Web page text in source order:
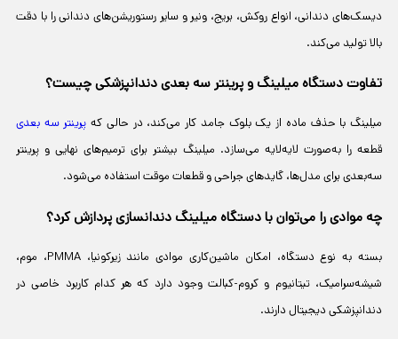
دیسک‌های دندانی، انواع روکش، بریج، ونیر و سایر رستوریشن‌های دندانی را با دقت
بالا تولید می‌کند.
تفاوت دستگاه میلینگ و پرینتر سه‌ بعدی دندانپزشکی چیست؟
میلینگ با حذف ماده از یک بلوک جامد کار می‌کند، در حالی که پرینتر سه‌ بعدی
قطعه را به‌صورت لایه‌لایه می‌سازد. میلینگ بیشتر برای ترمیم‌های نهایی و پرینتر
سه‌بعدی برای مدل‌ها، گایدهای جراحی و قطعات موقت استفاده می‌شود.
چه موادی را می‌توان با دستگاه میلینگ دندانسازی پردازش کرد؟
بسته به نوع دستگاه، امکان ماشین‌کاری موادی مانند زیرکونیا، PMMA، موم،
شیشه‌سرامیک، تیتانیوم و کروم-کبالت وجود دارد که هر کدام کاربرد خاصی در
دندانپزشکی دیجیتال دارند.